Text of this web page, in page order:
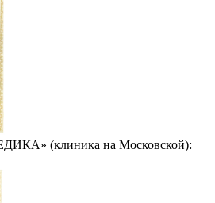
(клиника на Московской):